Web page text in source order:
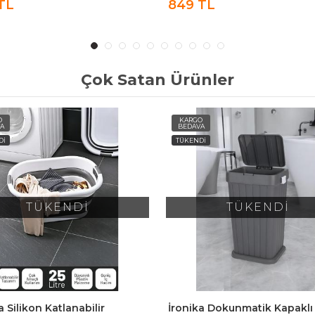
849 TL
Çok Satan Ürünler
TÜKENDİ
Silikon Katlanabilir
KARGO
BEDAVA
TÜKENDİ
TÜKENDİ
İronika Dokunmatik Kapaklı